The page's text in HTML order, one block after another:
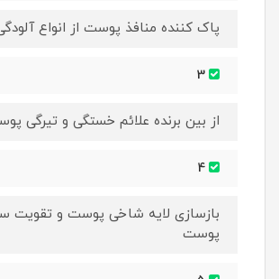
پاک کننده منافذ پوست از انواع
از بین برنده علائم خستگی و تیرگی
بازسازی لایه شاخی پوست و تقویت
پوست